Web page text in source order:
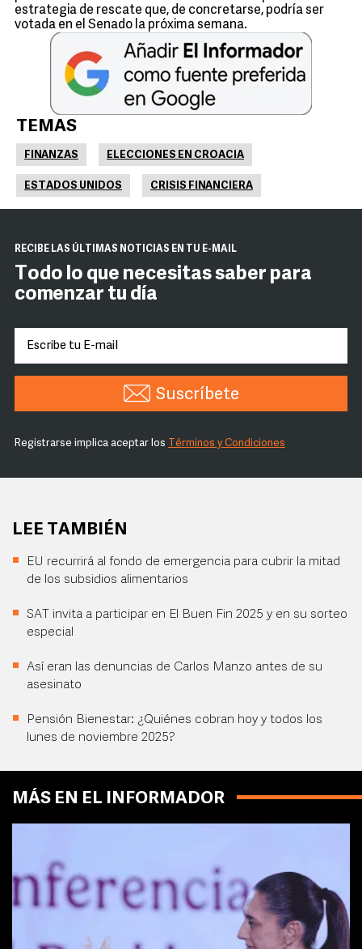
estrategia de rescate que, de concretarse, podría ser
votada en el Senado la próxima semana.
TEMAS
FINANZAS ELECCIONES EN CROACIA
ESTADOS UNIDOS CRISIS FINANCIERA
RECIBE LAS ÚLTIMAS NOTICIAS EN TU E-MAIL
Todo lo que necesitas saber para
comenzar tu día
Suscríbete
Registrarse implica aceptar los Términos y Condiciones
LEE TAMBIÉN
EU recurrirá al fondo de emergencia para cubrir la mitad
de los subsidios alimentarios
SAT invita a participar en El Buen Fin 2025 y en su sorteo
especial
Así eran las denuncias de Carlos Manzo antes de su
asesinato
Pensión Bienestar: ¿Quiénes cobran hoy y todos los
lunes de noviembre 2025?
MÁS EN EL INFORMADOR